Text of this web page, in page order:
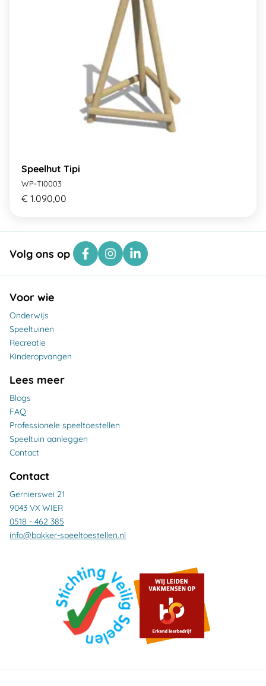
Speelhut Tipi
WP-TI0003
€ 1.090,00
Volg ons op
Voor wie
Onderwijs
Speeltuinen
Recreatie
Kinderopvangen
Lees meer
Blogs
FAQ
Professionele speeltoestellen
Speeltuin aanleggen
Contact
Contact
Gernierswei 21
9043 VX WIER
0518 - 462 385
info@bakker-speeltoestellen.nl